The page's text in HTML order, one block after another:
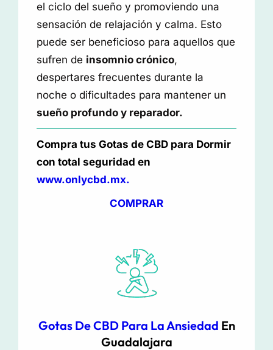
el ciclo del sueño y promoviendo una
sensación de relajación y calma. Esto
puede ser beneficioso para aquellos que
sufren de insomnio crónico,
despertares frecuentes durante la
noche o dificultades para mantener un
sueño profundo y reparador.
Compra tus Gotas de CBD para Dormir
con total seguridad en
www.onlycbd.mx.
COMPRAR
Gotas De CBD Para La Ansiedad En
Guadalajara